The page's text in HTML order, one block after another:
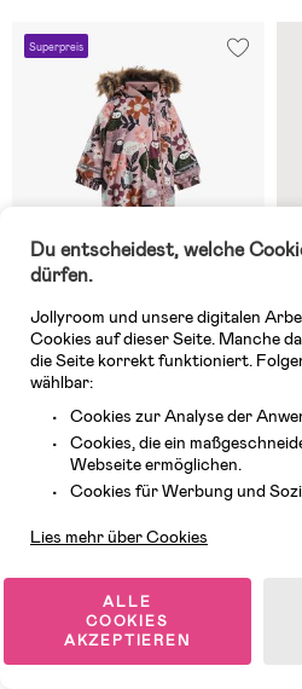
Superpreis
Auf Lager
Petite Chérie Atelier Amour
Babyoverall, Winterowl Pale
Mauve
UVP: 75,99 €
Du entscheidest, welche
dürfen.
Jollyroom und unsere digitalen
Cookies auf dieser Seite. Manche
die Seite korrekt funktioniert.
wählbar:
Cookies zur Analyse der
Cookies, die ein
Webseite ermöglichen.
Cookies für Werbung und
Lies mehr über Cookies
ALLE
COOKIES
AKZEPTIEREN